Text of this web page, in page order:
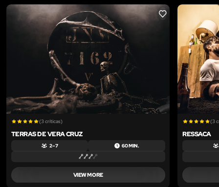
LIKE
(3 críticas)
TERRAS DE VERA CRUZ
2 – 7 60 MIN.
VIEW MORE
(3
RESSACA